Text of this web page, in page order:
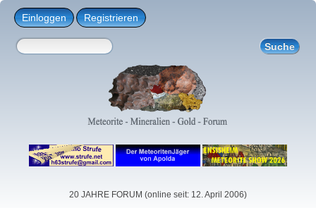
Einloggen Registrieren
20 JAHRE FORUM (online seit: 12. April 2006)